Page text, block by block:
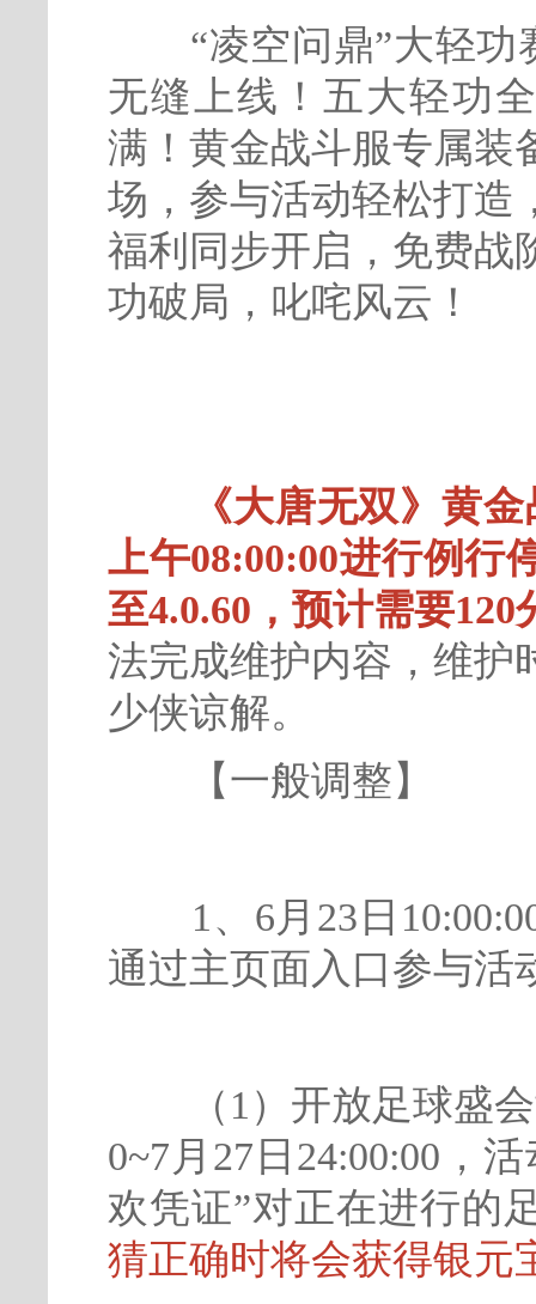
“凌空问鼎”大轻功
无缝上线！五大轻功
满！黄金战斗服专属
场，参与活动轻松打造
福利同步开启，免费战
功破局，叱咤风云！
《大唐无双》黄
上午08:00:00进行例行
至4.0.60，预计需要120
法完成维护内容，维护
少侠谅解。
【一般调整】
1、6月23日
通过主页面入口参与活
（1）开放足球盛
0~7月27日24:00:00，
欢凭证”对正在进行的
猜正确时将会获得银元